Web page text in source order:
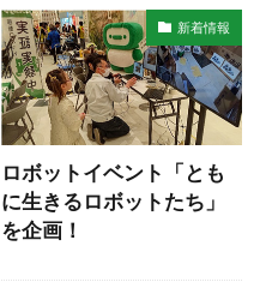
新着情報
ロボットイベント「とも
に生きるロボットたち」
を企画！